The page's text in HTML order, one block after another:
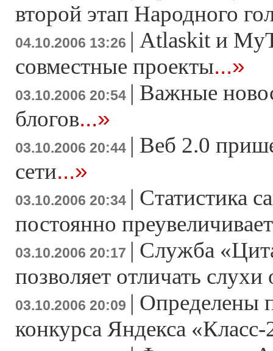
второй этап Народного
04.10.2006 13:26 | Atlaskit и
совместные проекты...»
03.10.2006 20:54 | Важные
блогов...»
03.10.2006 20:44 | Веб 2.0
сети...»
03.10.2006 20:34 | Статистика
постоянно
03.10.2006 20:17 | Служба
позволяет отличать слухи
03.10.2006 20:09 | Определены
конкурса Яндекса